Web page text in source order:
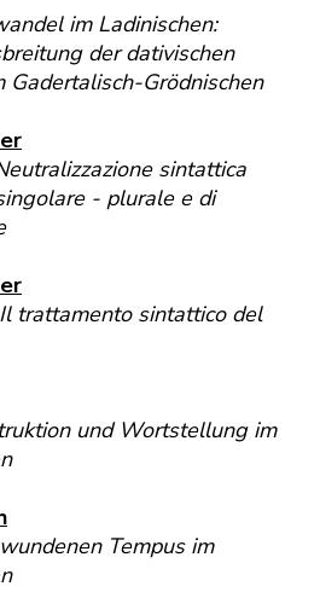
im Ladinischen:
der dativischen
Gadertalisch-Grödnischen
sintattica
- plurale e di
trattamento sintattico del
und Wortstellung im
Tempus im